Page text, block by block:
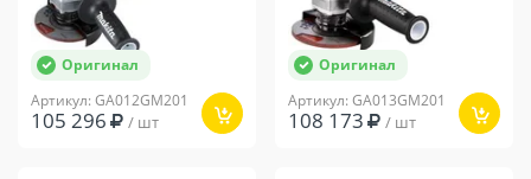
Оригинал
Артикул: GA012GM201
105 296 / шт
Оригинал
Артикул: GA013GM201
108 173 / шт